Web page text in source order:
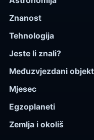
Znanost
Tehnologija
Jeste li znali?
Međuzvjezdani
Mjesec
Egzoplaneti
Zemlja i okoliš